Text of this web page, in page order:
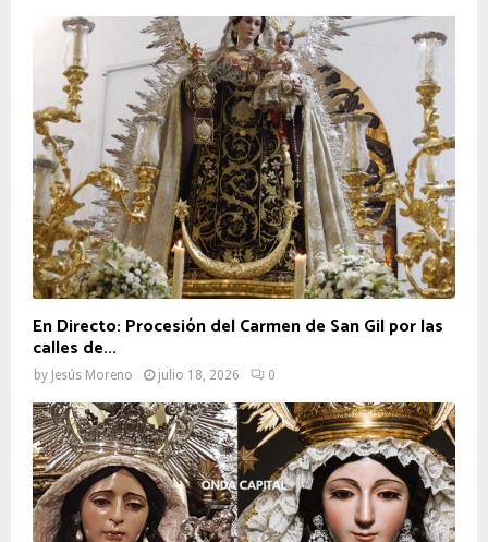
En Directo: Procesión del Carmen de San Gil por las
calles de...
by Jesús Moreno julio 18, 2026 0